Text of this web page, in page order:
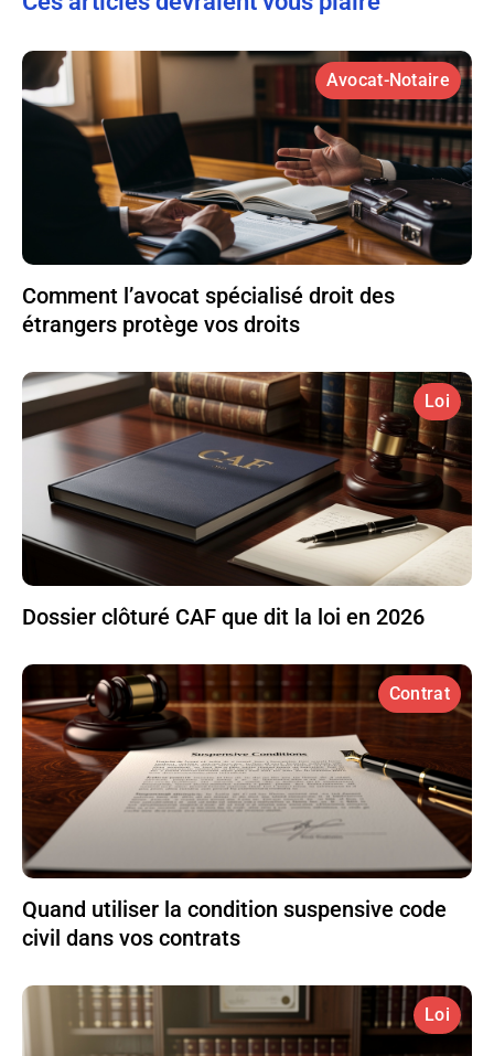
Avocat-Notaire
Comment l’avocat spécialisé droit des
étrangers protège vos droits
Loi
Dossier clôturé CAF que dit la loi en 2026
Contrat
Quand utiliser la condition suspensive code
civil dans vos contrats
Loi